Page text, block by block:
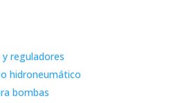
reguladores
hidroneumático
bombas